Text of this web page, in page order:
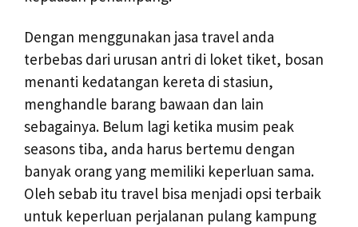
Dengan menggunakan jasa travel anda
terbebas dari urusan antri di loket tiket, bosan
menanti kedatangan kereta di stasiun,
menghandle barang bawaan dan lain
sebagainya. Belum lagi ketika musim peak
seasons tiba, anda harus bertemu dengan
banyak orang yang memiliki keperluan sama.
Oleh sebab itu travel bisa menjadi opsi terbaik
untuk keperluan perjalanan pulang kampung